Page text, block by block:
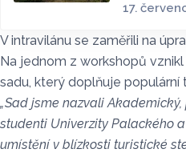
17.
V intravilánu se zaměřili na
Na jednom z workshopů
sadu, který doplňuje populární
„Sad jsme nazvali
studenti Univerzity Palackého
umístění v blízkosti turistické